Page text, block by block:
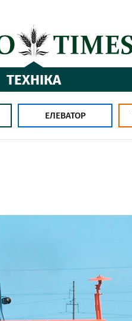
ТЕХНІКА
ЕЛЕВАТОР